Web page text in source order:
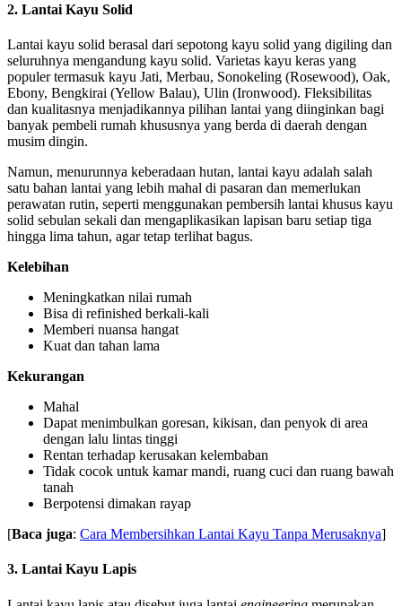
2. Lantai Kayu Solid
Lantai kayu solid berasal dari sepotong kayu solid yang digiling dan
seluruhnya mengandung kayu solid. Varietas kayu keras yang
populer termasuk kayu Jati, Merbau, Sonokeling (Rosewood), Oak,
Ebony, Bengkirai (Yellow Balau), Ulin (Ironwood). Fleksibilitas
dan kualitasnya menjadikannya pilihan lantai yang diinginkan bagi
banyak pembeli rumah khususnya yang berda di daerah dengan
musim dingin.
Namun, menurunnya keberadaan hutan, lantai kayu adalah salah
satu bahan lantai yang lebih mahal di pasaran dan memerlukan
perawatan rutin, seperti menggunakan pembersih lantai khusus kayu
solid sebulan sekali dan mengaplikasikan lapisan baru setiap tiga
hingga lima tahun, agar tetap terlihat bagus.
Kelebihan
Meningkatkan nilai rumah
Bisa di refinished berkali-kali
Memberi nuansa hangat
Kuat dan tahan lama
Kekurangan
Mahal
Dapat menimbulkan goresan, kikisan, dan penyok di area
dengan lalu lintas tinggi
Rentan terhadap kerusakan kelembaban
Tidak cocok untuk kamar mandi, ruang cuci dan ruang bawah
tanah
Berpotensi dimakan rayap
[Baca juga: Cara Membersihkan Lantai Kayu Tanpa Merusaknya]
3. Lantai Kayu Lapis